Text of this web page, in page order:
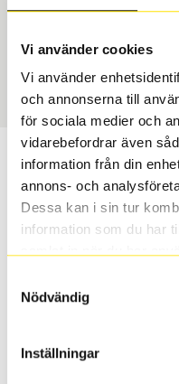
Vi använder cookies
Vi använder
och annonserna till
för sociala medier och
vidarebefordrar även
information från din
annons- och
Dessa kan i sin tur
information som du har
Nödvändig
Inställningar
Däcktyp
USA, 4x4 vinter
1944
Passar detta
Ange
valt passar din
sättas på dina
Ibland kan fälgen ha
inte vara samma